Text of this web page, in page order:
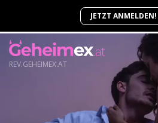
JETZT ANMELDEN!
REV.GEHEIMEX.AT